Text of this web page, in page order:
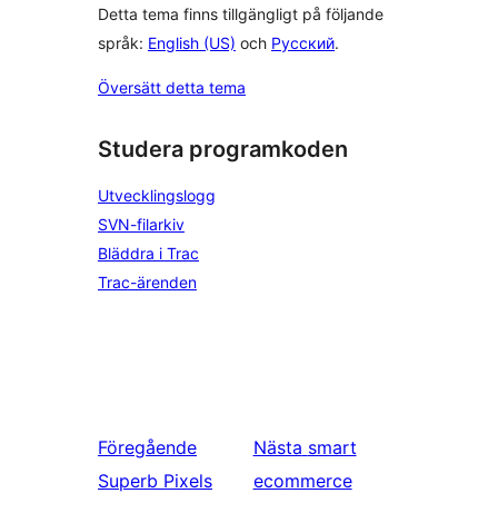
Detta tema finns tillgängligt på följande
språk: English (US) och Русский.
Översätt detta tema
Studera programkoden
Utvecklingslogg
SVN-filarkiv
Bläddra i Trac
Trac-ärenden
Föregående
Superb Pixels
Nästa smart
ecommerce